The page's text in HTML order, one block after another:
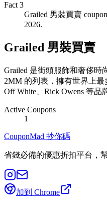
Fact 3
Grailed 男裝買賣
2026.
Grailed 男裝買賣
Grailed 是街頭服飾和奢侈時
2MM 的列表，擁有世界上最
Off White、Rick Owens 等品
Active Coupons
1
CouponMad 抄你碼
省錢必備的優惠折扣平台，
加到 Chrome